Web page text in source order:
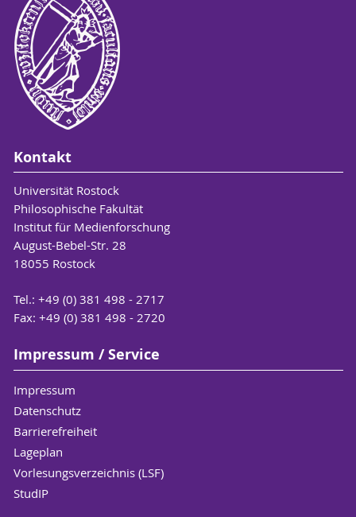
Kontakt
Universität Rostock
Philosophische Fakultät
Institut für Medienforschung
August-Bebel-Str. 28
18055 Rostock
Tel.: +49 (0) 381 498 - 2717
Fax: +49 (0) 381 498 - 2720
Impressum / Service
Impressum
Datenschutz
Barrierefreiheit
Lageplan
Vorlesungsverzeichnis (LSF)
StudIP